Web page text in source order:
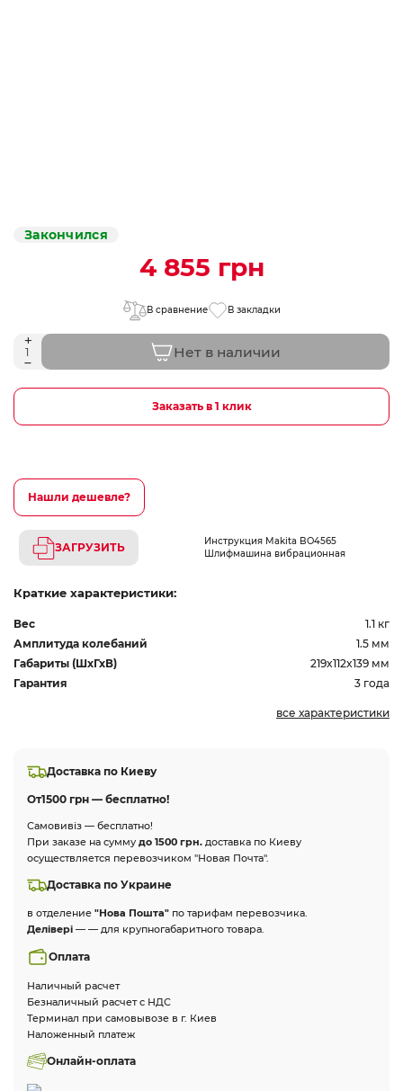
Закончился
4 855 грн
В сравнение В закладки
Нет в наличии
Заказать в 1 клик
Нашли дешевле?
ЗАГРУЗИТЬ
Инструкция Makita BO4565
Шлифмашина вибрационная
Краткие характеристики:
Вес
1.1 кг
Амплитуда колебаний
1.5 мм
Габариты (ШхГхВ)
219x112x139 мм
Гарантия
3 года
все характеристики
Доставка по Киеву
От1500 грн — бесплатно!
Самовивіз — бесплатно!
При заказе на сумму до 1500 грн. доставка по Киеву
осуществляется перевозчиком "Новая Почта".
Доставка по Украине
в отделение "Нова Пошта" по тарифам перевозчика.
Делівері — — для крупногабаритного товара.
Оплата
Наличный расчет
Безналичный расчет с НДС
Терминал при самовывозе в г. Киев
Наложенный платеж
Онлайн-оплата